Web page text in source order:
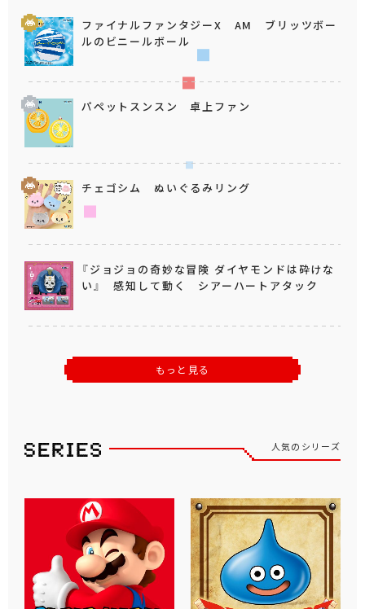
ファイナルファンタジーX AM ブリッツボー
ルのビニールボール
パペットスンスン 卓上ファン
チェゴシム ぬいぐるみリング
『ジョジョの奇妙な冒険 ダイヤモンドは砕けな
い』 感知して動く シアーハートアタック
もっと見る
人気のシリーズ